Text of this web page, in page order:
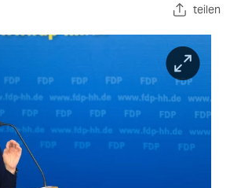
teilen